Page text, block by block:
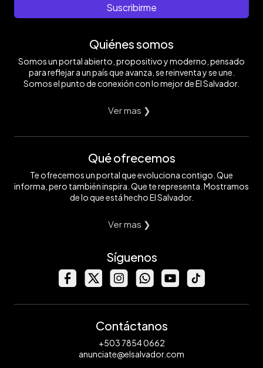
Suscribirme
Quiénes somos
Somos un portal abierto, propositivo y moderno, pensado
para reflejar a un país que avanza, se reinventa y se une.
Somos el punto de conexión con lo mejor de El Salvador.
Ver mas ❯
Qué ofrecemos
Te ofrecemos un portal que evoluciona contigo. Que
informa, pero también inspira. Que te representa. Mostramos
de lo que está hecho El Salvador.
Ver mas ❯
Síguenos
Contáctanos
+503 7854 0662
anunciate@elsalvador.com